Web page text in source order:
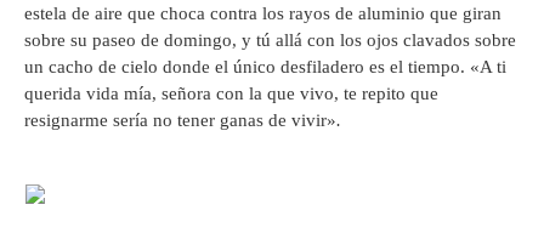
estela de aire que choca contra los rayos de aluminio que giran
sobre su paseo de domingo, y tú allá con los ojos clavados sobre
un cacho de cielo donde el único desfiladero es el tiempo. «A ti
querida vida mía, señora con la que vivo, te repito que
resignarme sería no tener ganas de vivir».